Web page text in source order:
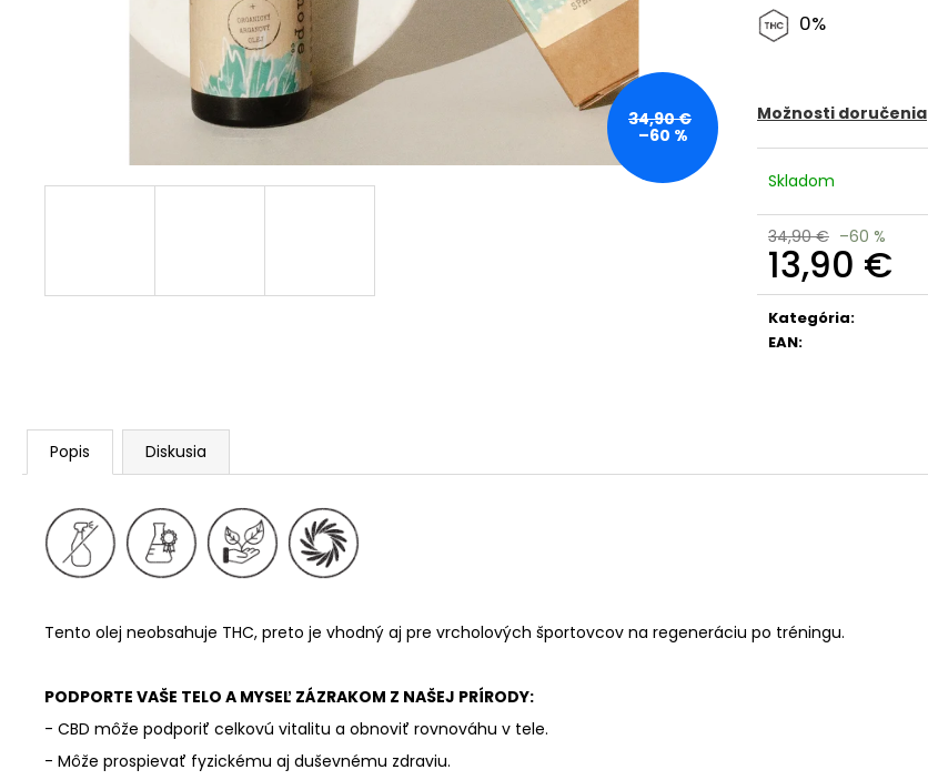
0%
Možnosti doručenia
Skladom
34,90 € –60 %
13,90 €
Jednotková
cena:
Kategória:
EAN:
34,90 €
–60 %
Popis Diskusia
Tento olej neobsahuje THC, preto je vhodný aj pre vrcholových športovcov na regeneráciu po tréningu.
PODPORTE VAŠE TELO A MYSEĽ ZÁZRAKOM Z NAŠEJ PRÍRODY:
- CBD môže podporiť celkovú vitalitu a obnoviť rovnováhu v tele.
- Môže prospievať fyzickému aj duševnému zdraviu.